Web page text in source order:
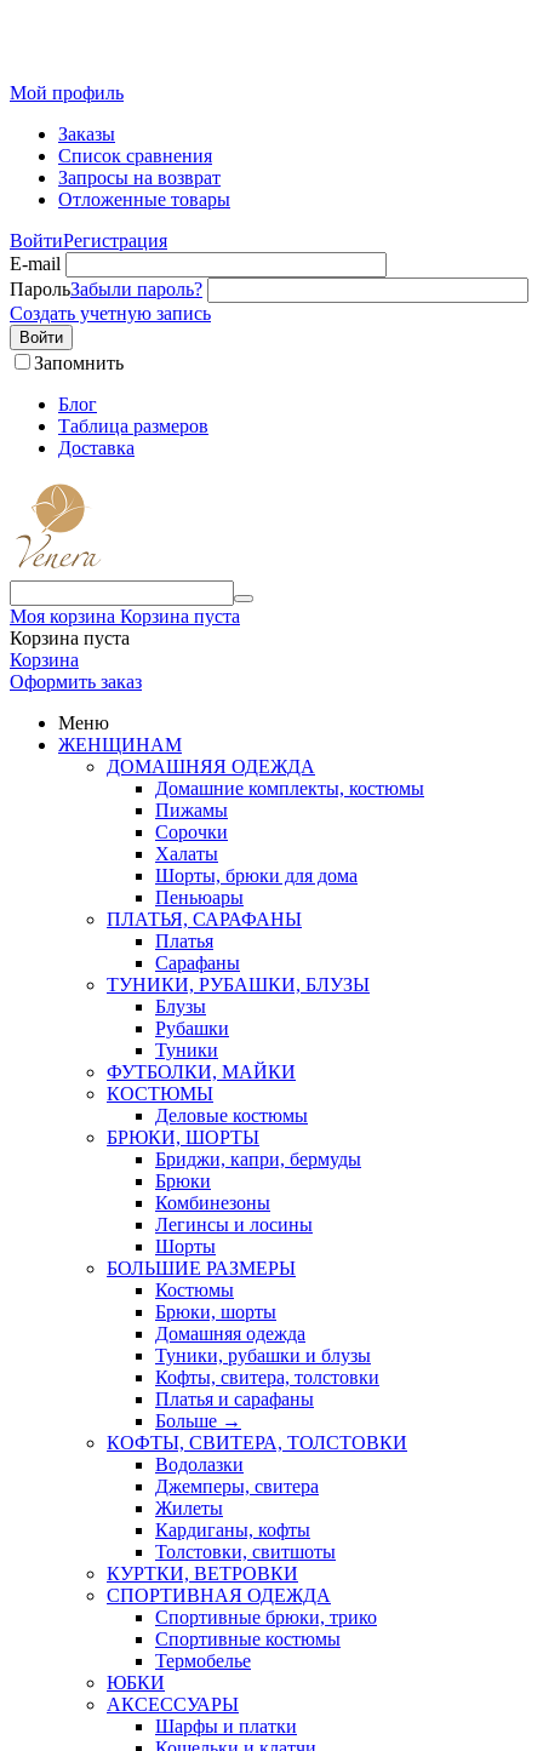
Мой профиль
Заказы
Список сравнения
Запросы на возврат
Отложенные товары
ВойтиРегистрация
E-mail
ПарольЗабыли пароль?
Создать учетную запись
Войти
Запомнить
Блог
Таблица размеров
Доставка
Моя корзина Корзина пуста
Корзина пуста
Корзина
Оформить заказ
Меню
ЖЕНЩИНАМ
ДОМАШНЯЯ ОДЕЖДА
Домашние комплекты, костюмы
Пижамы
Сорочки
Халаты
Шорты, брюки для дома
Пеньюары
ПЛАТЬЯ, САРАФАНЫ
Платья
Сарафаны
ТУНИКИ, РУБАШКИ, БЛУЗЫ
Блузы
Рубашки
Туники
ФУТБОЛКИ, МАЙКИ
КОСТЮМЫ
Деловые костюмы
БРЮКИ, ШОРТЫ
Бриджи, капри, бермуды
Брюки
Комбинезоны
Легинсы и лосины
Шорты
БОЛЬШИЕ РАЗМЕРЫ
Костюмы
Брюки, шорты
Домашняя одежда
Туники, рубашки и блузы
Кофты, свитера, толстовки
Платья и сарафаны
Больше →
КОФТЫ, СВИТЕРА, ТОЛСТОВКИ
Водолазки
Джемперы, свитера
Жилеты
Кардиганы, кофты
Толстовки, свитшоты
КУРТКИ, ВЕТРОВКИ
СПОРТИВНАЯ ОДЕЖДА
Спортивные брюки, трико
Спортивные костюмы
Термобелье
ЮБКИ
AКСЕССУАРЫ
Шарфы и платки